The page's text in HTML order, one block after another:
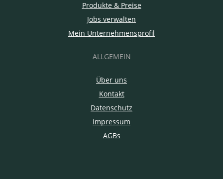
Produkte & Preise
Jobs verwalten
Mein Unternehmensprofil
ALLGEMEIN
Über uns
Kontakt
Datenschutz
Impressum
AGBs